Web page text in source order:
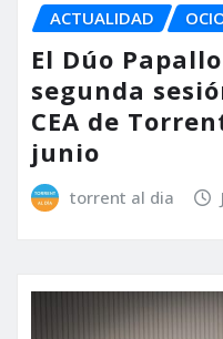
ACTUALIDAD
El Dúo
segunda
CEA de
junio
torrent al dia